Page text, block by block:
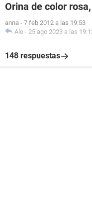
Orina de color
anna - 7 feb 2012 a las 19:53
Ale - 25 ago 2023 a las
148 respuestas